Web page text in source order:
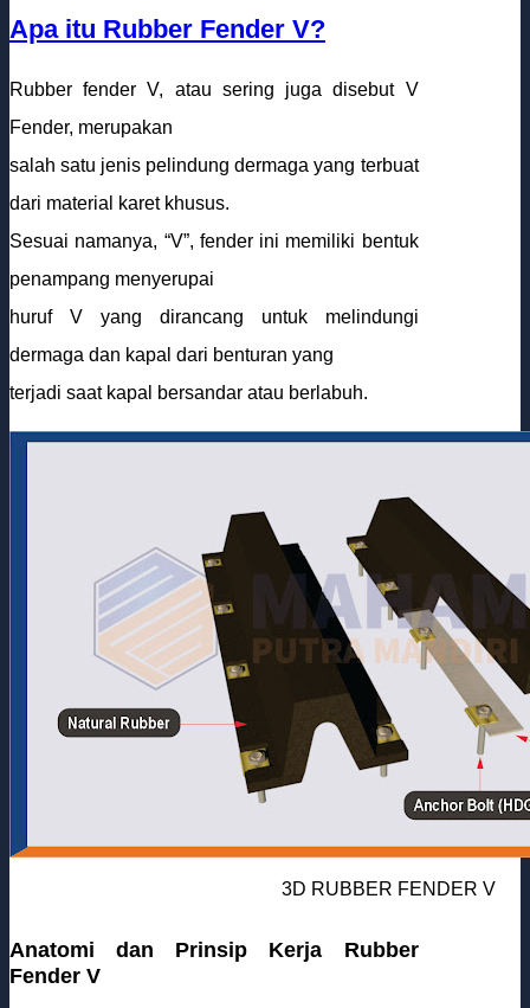
Apa itu Rubber Fender V?
Rubber fender V, atau sering juga disebut V
Fender, merupakan
salah satu jenis pelindung dermaga yang terbuat
dari material karet khusus.
Sesuai namanya, “V”, fender ini memiliki bentuk
penampang menyerupai
huruf V yang dirancang untuk melindungi
dermaga dan kapal dari benturan yang
terjadi saat kapal bersandar atau berlabuh.
3D RUBBER FENDER V
Anatomi dan Prinsip Kerja Rubber
Fender V